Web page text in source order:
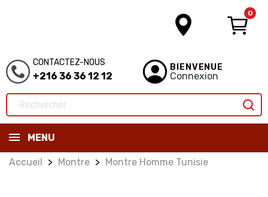
0
CONTACTEZ-NOUS
+216 36 36 12 12
BIENVENUE
Connexion
MENU
Accueil Montre Montre Homme Tunisie